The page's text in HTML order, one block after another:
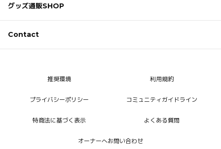
グッズ通販SHOP
Contact
推奨環境 利用規約
プライバシーポリシー コミュニティガイドライン
特商法に基づく表示 よくある質問
オーナーへお問い合わせ